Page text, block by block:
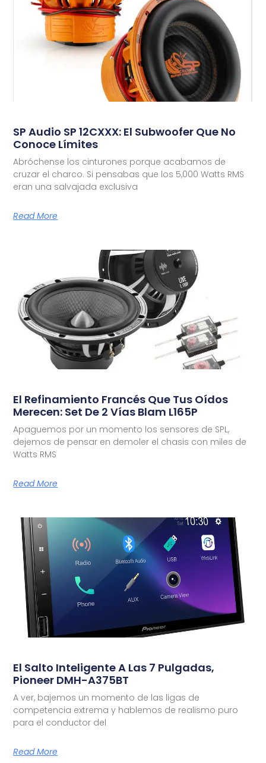
SP Audio SP 12CXXX: El Subwoofer Que No
Conoce Límites
Abróchense los cinturones porque acabamos de
cruzar el charco. Si pensabas que los 5,000 Watts RMS
eran una salvajada exclusiva
Read More
El Refinamiento Francés Que Tus Oídos
Merecen: Set De 2 Vías Blam L165P
Apaguemos por un momento los sensores de SPL,
dejemos de pensar en demoler el chasis con miles de
Watts RMS
Read More
El Salto Inteligente A Las 7 Pulgadas,
Pioneer DMH-A375BT
A ver, bajemos un momento de las ligas de
competencia extrema y hablemos de realismo puro
para el conductor del
Read More